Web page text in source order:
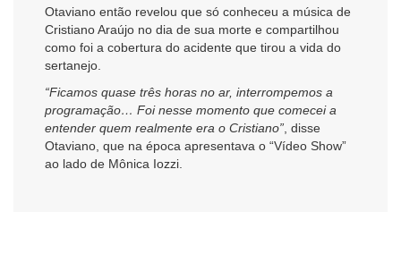
Otaviano então revelou que só conheceu a música de
Cristiano Araújo no dia de sua morte e compartilhou
como foi a cobertura do acidente que tirou a vida do
sertanejo.
“Ficamos quase três horas no ar, interrompemos a
programação… Foi nesse momento que comecei a
entender quem realmente era o Cristiano” , disse
Otaviano, que na época apresentava o “Vídeo Show”
ao lado de Mônica Iozzi.